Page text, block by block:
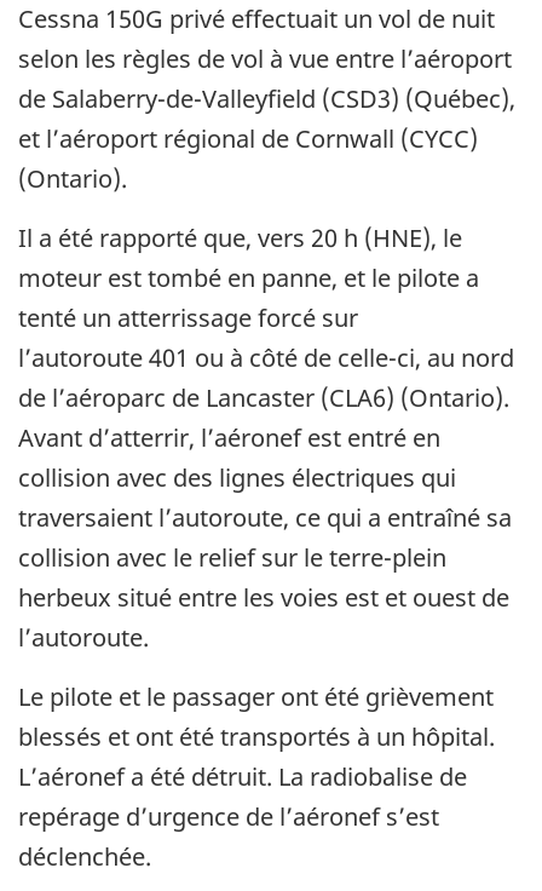
Cessna 150G privé effectuait un vol de nuit
selon les règles de vol à vue entre l’aéroport
de Salaberry-de-Valleyfield (CSD3) (Québec),
et l’aéroport régional de Cornwall (CYCC)
(Ontario).
Il a été rapporté que, vers 20 h (HNE), le
moteur est tombé en panne, et le pilote a
tenté un atterrissage forcé sur
l’autoroute 401 ou à côté de celle-ci, au nord
de l’aéroparc de Lancaster (CLA6) (Ontario).
Avant d’atterrir, l’aéronef est entré en
collision avec des lignes électriques qui
traversaient l’autoroute, ce qui a entraîné sa
collision avec le relief sur le terre-plein
herbeux situé entre les voies est et ouest de
l’autoroute.
Le pilote et le passager ont été grièvement
blessés et ont été transportés à un hôpital.
L’aéronef a été détruit. La radiobalise de
repérage d’urgence de l’aéronef s’est
déclenchée.